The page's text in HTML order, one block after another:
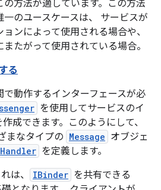
の方法が適しています。この方法
のユースケースは、 サービスが
ンによって使用される場合や、
たがって使用されている場合。
る
で動作するインターフェースが必
を使用してサービスのイ
成できます。このようにして、
まなタイプの Message オブジェ
Handler を定義します。
は、 IBinder を共有できる